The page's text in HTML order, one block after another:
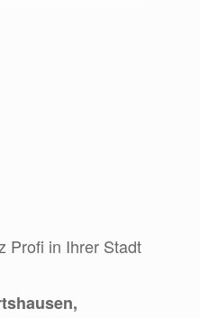
Profi in Ihrer Stadt